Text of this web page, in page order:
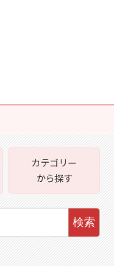
カテゴリー
から探す
検索